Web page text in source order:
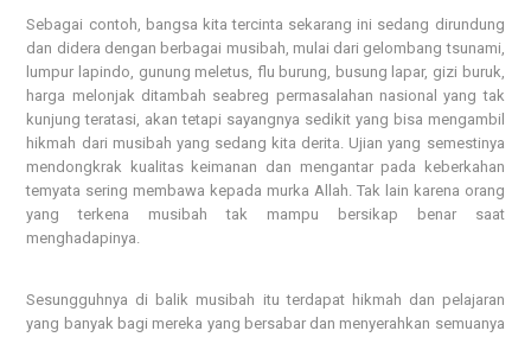
Sebagai contoh, bangsa kita tercinta sekarang ini sedang dirundung
dan didera dengan berbagai musibah, mulai dari gelombang tsunami,
lumpur lapindo, gunung meletus, flu burung, busung lapar, gizi buruk,
harga melonjak ditambah seabreg permasalahan nasional yang tak
kunjung teratasi, akan tetapi sayangnya sedikit yang bisa mengambil
hikmah dari musibah yang sedang kita derita. Ujian yang semestinya
mendongkrak kualitas keimanan dan mengantar pada keberkahan
temyata sering membawa kepada murka Allah. Tak lain karena orang
yang terkena musibah tak mampu bersikap benar saat
menghadapinya.
Sesungguhnya di balik musibah itu terdapat hikmah dan pelajaran
yang banyak bagi mereka yang bersabar dan menyerahkan semuanya